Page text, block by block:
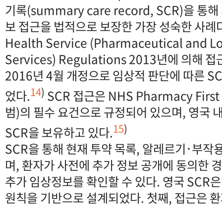
기록(summary care record, SCR)을 통해
보 접근을 법적으로 보장한 가장 성숙한 사
Health Service (Pharmaceutical and
Services) Regulations 2013년에 의해 접
2016년 4월 개정으로 임상적 판단에 따른
었다.14) SCR 접근은 NHS Pharmacy
범)의 필수 요건으로 규정되어 있으며, 영국
SCR을 보유하고 있다.15)
SCR을 통해 현재 투약 목록, 알레르기･부작
며, 환자가 사전에 추가 정보 공개에 동의한
추가 임상정보를 확인할 수 있다. 영국 SCR
원칙을 기반으로 설계되었다. 첫째, 접근은